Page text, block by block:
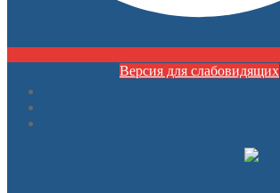
Версия для слабовидящих